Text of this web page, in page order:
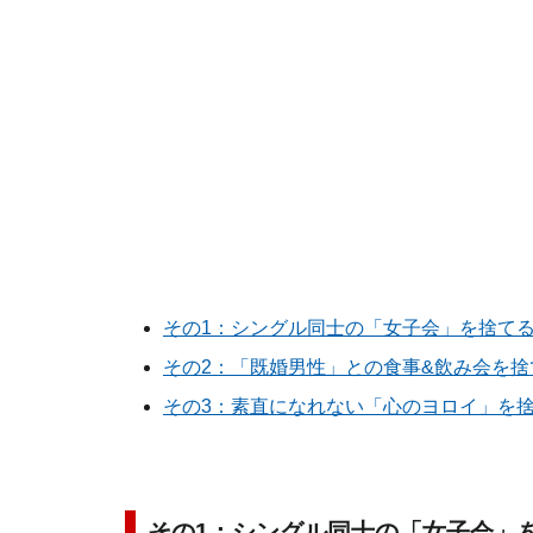
その1：シングル同士の「女子会」を捨てる
その2：「既婚男性」との食事&飲み会を捨
その3：素直になれない「心のヨロイ」を捨